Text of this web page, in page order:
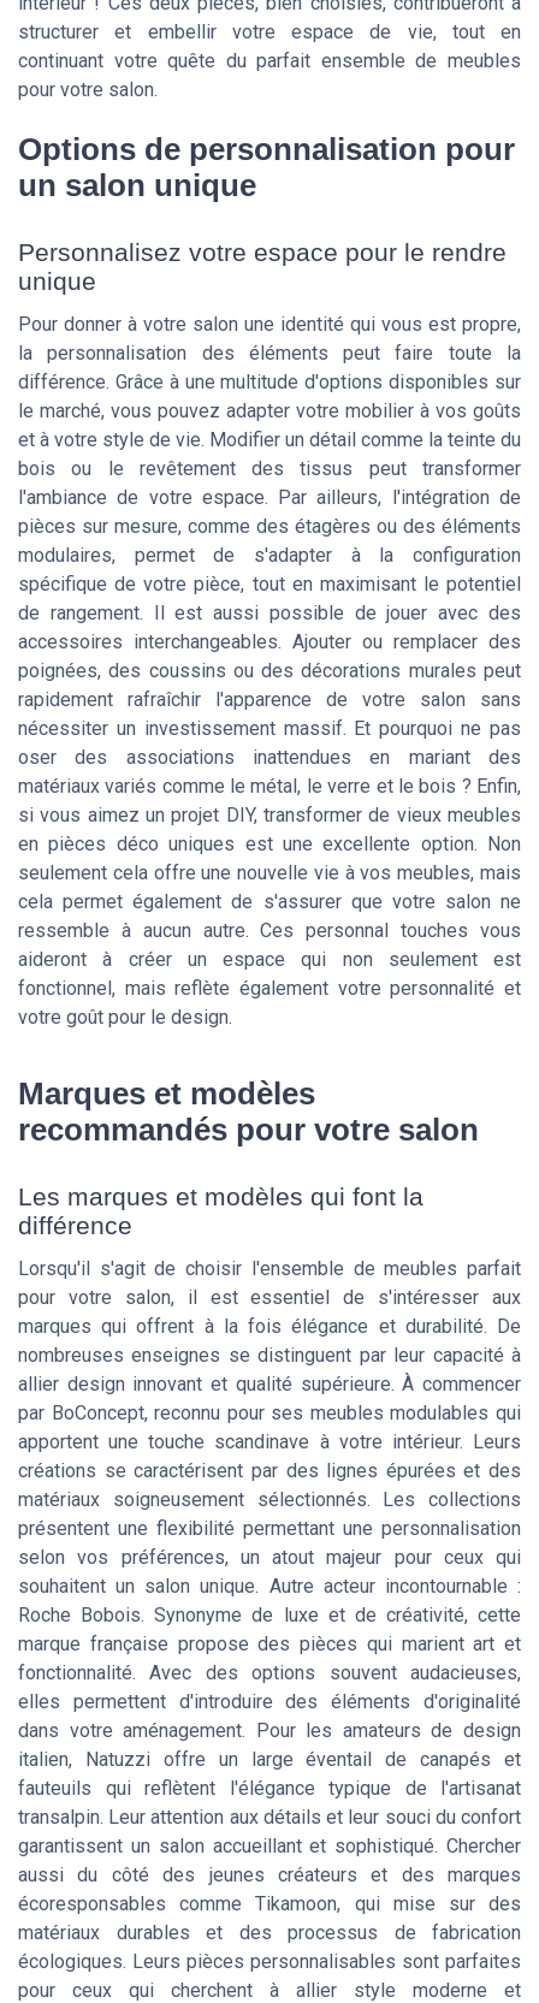
structurer et embellir votre espace de vie, tout en
continuant votre quête du parfait ensemble de meubles
pour votre salon.
Options de personnalisation pour
un salon unique
Personnalisez votre espace pour le rendre
unique
Pour donner à votre salon une identité qui vous est propre,
la personnalisation des éléments peut faire toute la
différence. Grâce à une multitude d'options disponibles sur
le marché, vous pouvez adapter votre mobilier à vos goûts
et à votre style de vie. Modifier un détail comme la teinte du
bois ou le revêtement des tissus peut transformer
l'ambiance de votre espace. Par ailleurs, l'intégration de
pièces sur mesure, comme des étagères ou des éléments
modulaires, permet de s'adapter à la configuration
spécifique de votre pièce, tout en maximisant le potentiel
de rangement. Il est aussi possible de jouer avec des
accessoires interchangeables. Ajouter ou remplacer des
poignées, des coussins ou des décorations murales peut
rapidement rafraîchir l'apparence de votre salon sans
nécessiter un investissement massif. Et pourquoi ne pas
oser des associations inattendues en mariant des
matériaux variés comme le métal, le verre et le bois ? Enfin,
si vous aimez un projet DIY, transformer de vieux meubles
en pièces déco uniques est une excellente option. Non
seulement cela offre une nouvelle vie à vos meubles, mais
cela permet également de s'assurer que votre salon ne
ressemble à aucun autre. Ces personnal touches vous
aideront à créer un espace qui non seulement est
fonctionnel, mais reflète également votre personnalité et
votre goût pour le design.
Marques et modèles
recommandés pour votre salon
Les marques et modèles qui font la
différence
Lorsqu'il s'agit de choisir l'ensemble de meubles parfait
pour votre salon, il est essentiel de s'intéresser aux
marques qui offrent à la fois élégance et durabilité. De
nombreuses enseignes se distinguent par leur capacité à
allier design innovant et qualité supérieure. À commencer
par BoConcept, reconnu pour ses meubles modulables qui
apportent une touche scandinave à votre intérieur. Leurs
créations se caractérisent par des lignes épurées et des
matériaux soigneusement sélectionnés. Les collections
présentent une flexibilité permettant une personnalisation
selon vos préférences, un atout majeur pour ceux qui
souhaitent un salon unique. Autre acteur incontournable :
Roche Bobois. Synonyme de luxe et de créativité, cette
marque française propose des pièces qui marient art et
fonctionnalité. Avec des options souvent audacieuses,
elles permettent d'introduire des éléments d'originalité
dans votre aménagement. Pour les amateurs de design
italien, Natuzzi offre un large éventail de canapés et
fauteuils qui reflètent l'élégance typique de l'artisanat
transalpin. Leur attention aux détails et leur souci du confort
garantissent un salon accueillant et sophistiqué. Chercher
aussi du côté des jeunes créateurs et des marques
écoresponsables comme Tikamoon, qui mise sur des
matériaux durables et des processus de fabrication
écologiques. Leurs pièces personnalisables sont parfaites
pour ceux qui cherchent à allier style moderne et